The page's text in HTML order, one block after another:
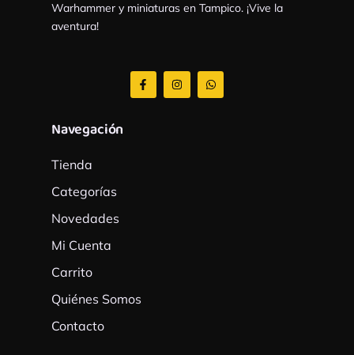
Warhammer y miniaturas en Tampico. ¡Vive la
aventura!
F
a
c
I
n
s
W
h
a
Navegación
Tienda
Categorías
Novedades
Mi Cuenta
Carrito
Quiénes Somos
Contacto